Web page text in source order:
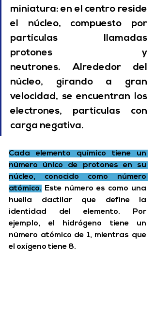
miniatura: en el centro reside
el núcleo, compuesto por
partículas llamadas
protones y
neutrones. Alrededor del
núcleo, girando a gran
velocidad, se encuentran los
electrones, partículas con
carga negativa.
Cada elemento químico tiene un
número único de protones en su
núcleo, conocido como número
atómico. Este número es como una
huella dactilar que define la
identidad del elemento. Por
ejemplo, el hidrógeno tiene un
número atómico de 1, mientras que
el oxígeno tiene 8.